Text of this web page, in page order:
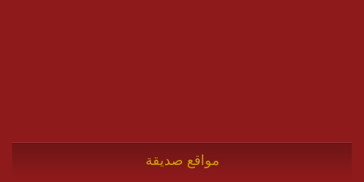
مواقع صديقة